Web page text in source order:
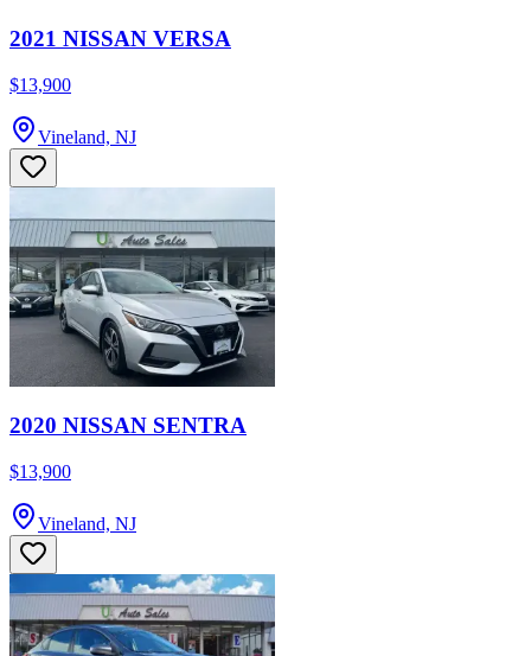
2021 NISSAN VERSA
$13,900
Vineland, NJ
2020 NISSAN SENTRA
$13,900
Vineland, NJ